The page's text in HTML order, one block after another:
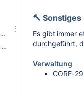
Anbindungen und Lösungen über unsere Web-Schnittstelle (REST-API)
Use Cases - Tipps und Tricks für die Anwendung von DIVERA 24/7
🔨 Sonstiges
Es gibt immer
durchgeführt,
Verwaltung
CORE-